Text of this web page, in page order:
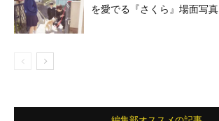
を愛でる『さくら』場面写真